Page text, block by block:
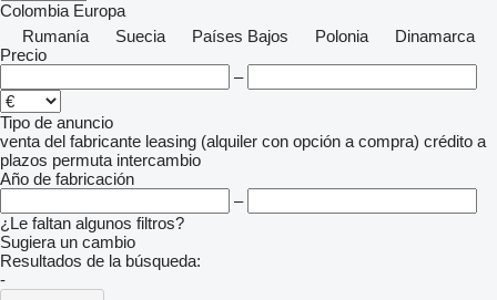
Colombia Europa
Rumanía
Suecia Países Bajos Polonia
Dinamarca
Precio
–
Tipo de anuncio
venta del fabricante leasing (alquiler con opción a compra) crédito a
plazos permuta intercambio
Año de fabricación
–
¿Le faltan algunos filtros?
Sugiera un cambio
Resultados de la búsqueda:
-